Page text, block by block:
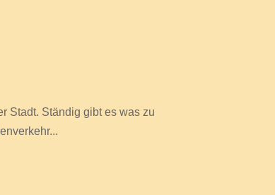
Stadt. Ständig gibt es was zu